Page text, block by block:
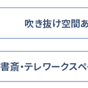
吹き抜け空間
書斎・テレワークス